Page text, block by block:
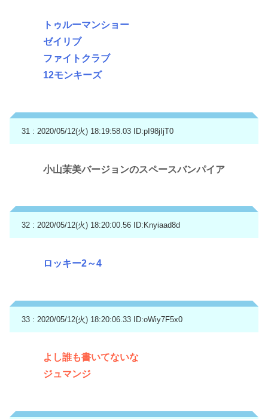
トゥルーマンショー
ゼイリブ
ファイトクラブ
12モンキーズ
31 : 2020/05/12(火) 18:19:58.03 ID:pI98jIjT0
小山茉美バージョンのスペースバンパイア
32 : 2020/05/12(火) 18:20:00.56 ID:Knyiaad8d
ロッキー2～4
33 : 2020/05/12(火) 18:20:06.33 ID:oWiy7F5x0
よし誰も書いてないな
ジュマンジ